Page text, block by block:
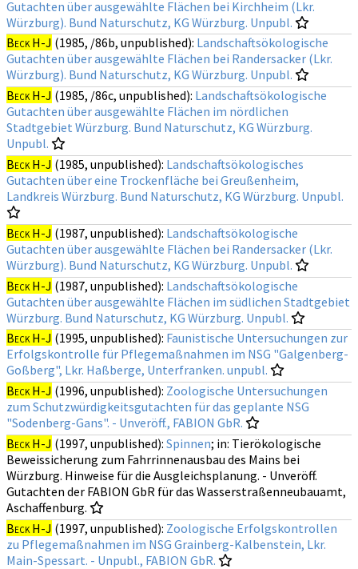
Gutachten über ausgewählte Flächen bei Kirchheim (Lkr.
Würzburg). Bund Naturschutz, KG Würzburg. Unpubl.
Beck H-J (1985, /86b, unpublished): Landschaftsökologische
Gutachten über ausgewählte Flächen bei Randersacker (Lkr.
Würzburg). Bund Naturschutz, KG Würzburg. Unpubl.
Beck H-J (1985, /86c, unpublished): Landschaftsökologische
Gutachten über ausgewählte Flächen im nördlichen
Stadtgebiet Würzburg. Bund Naturschutz, KG Würzburg.
Unpubl.
Beck H-J (1985, unpublished): Landschaftsökologisches
Gutachten über eine Trockenfläche bei Greußenheim,
Landkreis Würzburg. Bund Naturschutz, KG Würzburg. Unpubl.
Beck H-J (1987, unpublished): Landschaftsökologische
Gutachten über ausgewählte Flächen bei Randersacker (Lkr.
Würzburg). Bund Naturschutz, KG Würzburg. Unpubl.
Beck H-J (1987, unpublished): Landschaftsökologische
Gutachten über ausgewählte Flächen im südlichen Stadtgebiet
Würzburg. Bund Naturschutz, KG Würzburg. Unpubl.
Beck H-J (1995, unpublished): Faunistische Untersuchungen zur
Erfolgskontrolle für Pflegemaßnahmen im NSG "Galgenberg-
Goßberg", Lkr. Haßberge, Unterfranken. unpubl.
Beck H-J (1996, unpublished): Zoologische Untersuchungen
zum Schutzwürdigkeitsgutachten für das geplante NSG
"Sodenberg-Gans". - Unveröff., FABION GbR.
Beck H-J (1997, unpublished): Spinnen; in: Tierökologische
Beweissicherung zum Fahrrinnenausbau des Mains bei
Würzburg. Hinweise für die Ausgleichsplanung. - Unveröff.
Gutachten der FABION GbR für das Wasserstraßenneubauamt,
Aschaffenburg.
Beck H-J (1997, unpublished): Zoologische Erfolgskontrollen
zu Pflegemaßnahmen im NSG Grainberg-Kalbenstein, Lkr.
Main-Spessart. - Unpubl., FABION GbR.